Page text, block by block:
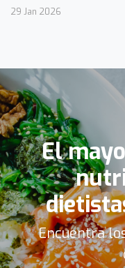
29 Jan 2026
El
Encuentra